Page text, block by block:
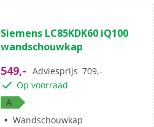
Siemens LC85KDK60 iQ100
wandschouwkap
549,- Adviesprijs 709,-
Op voorraad
A
Wandschouwkap